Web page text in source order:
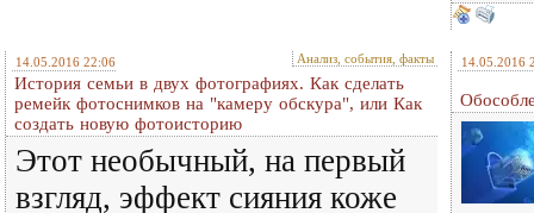
14.05.2016 22:06 Анализ, события, факты
История семьи в двух фотографиях. Как сделать
ремейк фотоснимков на "камеру обскура", или Как
создать новую фотоисторию
Этот необычный, на первый
взгляд, эффект сияния коже
14.05.2016